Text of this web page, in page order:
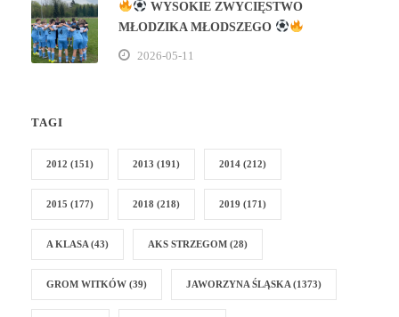
WYSOKIE ZWYCIĘSTWO
MŁODZIKA MŁODSZEGO
2026-05-11
TAGI
2012 (151) 2013 (191) 2014 (212)
2015 (177) 2018 (218) 2019 (171)
A KLASA (43) AKS STRZEGOM (28)
GROM WITKÓW (39) JAWORZYNA ŚLĄSKA (1373)